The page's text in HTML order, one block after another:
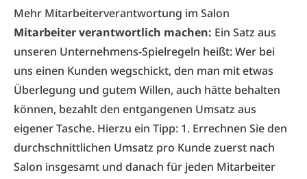
Mehr Mitarbeiterverantwortung im Salon
Mitarbeiter verantwortlich machen: Ein Satz aus
unseren Unternehmens-Spielregeln heißt: Wer bei
uns einen Kunden wegschickt, den man mit etwas
Überlegung und gutem Willen, auch hätte­ behalten
können, bezahlt den entgangenen Umsatz aus
eigener Tasche. Hierzu ein Tipp: 1. Errechnen Sie den
durchschnittlichen Umsatz pro Kunde zuerst nach
Salon insgesamt und danach für jeden Mitarbeiter